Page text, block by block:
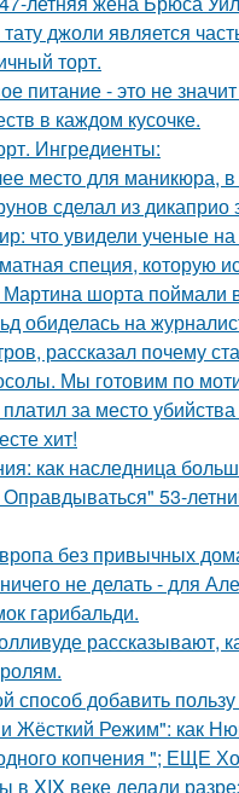
джоли является
торт.
питание - это не
в каждом кусочке.
Ингредиенты:
место для маникюра,
сделал из дикаприо
что увидели ученые на
специя, которую
шорта поймали
обиделась на
рассказал почему
Мы готовим по
за место
хит!
как наследница
53-
без привычных
не делать - для
гарибальди.
рассказывают,
способ добавить
и Жёсткий Режим": как
копчения "; ЕЩЕ
XIX веке делали